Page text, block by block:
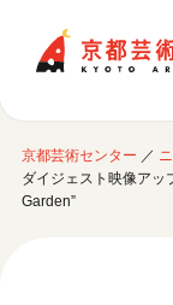
English
京都芸術センター ／
ダイジェスト映像アッ
Garden”